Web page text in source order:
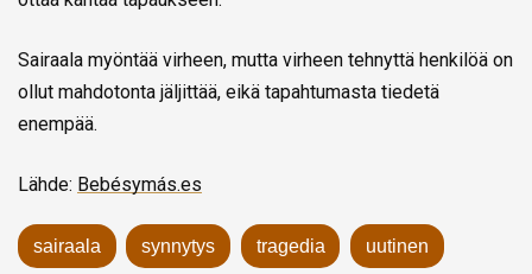
Sairaala myöntää virheen, mutta virheen tehnyttä henkilöä on
ollut mahdotonta jäljittää, eikä tapahtumasta tiedetä
enempää.
Lähde: Bebésymás.es
sairaala synnytys tragedia uutinen